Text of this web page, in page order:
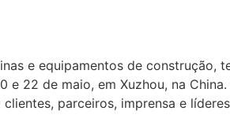
e equipamentos de construção,
e 22 de maio, em Xuzhou, na
parceiros, imprensa e